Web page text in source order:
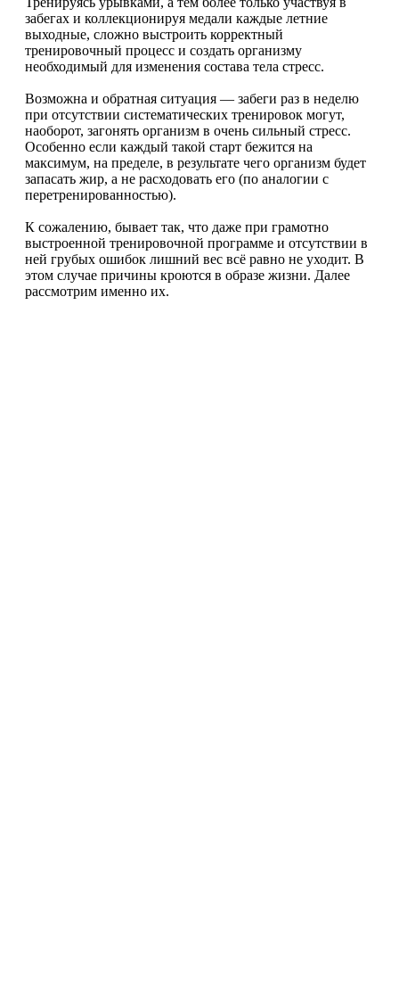
забегах и коллекционируя медали каждые летние
выходные, сложно выстроить корректный
тренировочный процесс и создать организму
необходимый для изменения состава тела стресс.
Возможна и обратная ситуация — забеги раз в неделю
при отсутствии систематических тренировок могут,
наоборот, загонять организм в очень сильный стресс.
Особенно если каждый такой старт бежится на
максимум, на пределе, в результате чего организм будет
запасать жир, а не расходовать его (по аналогии с
перетренированностью).
К сожалению, бывает так, что даже при грамотно
выстроенной тренировочной программе и отсутствии в
ней грубых ошибок лишний вес всё равно не уходит. В
этом случае причины кроются в образе жизни. Далее
рассмотрим именно их.